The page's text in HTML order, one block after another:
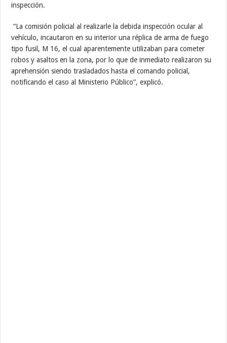
inspección.
“La comisión policial al realizarle la debida inspección ocular al
vehículo, incautaron en su interior una réplica de arma de fuego
tipo fusil, M 16, el cual aparentemente utilizaban para cometer
robos y asaltos en la zona, por lo que de inmediato realizaron su
aprehensión siendo trasladados hasta el comando policial,
notificando el caso al Ministerio Público”, explicó.